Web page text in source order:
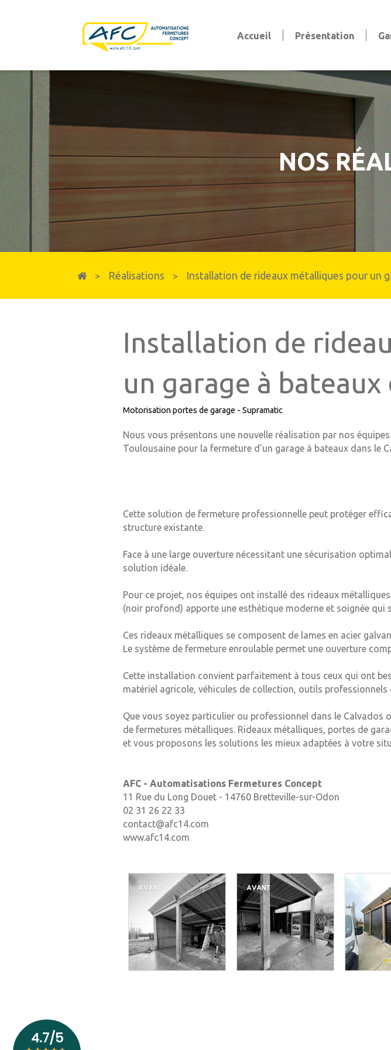
Accueil Présentation
Porte de garage
Porte de garage battante ouvrant à la française
Portails modernes
Fenêtres & Portes-fenêtres en PVC
Volets
NOS
> Réalisations > Installation de rideaux métalliques pour un
Installation de
un garage à bateaux
Motorisation portes de garage - Supramatic
Nous vous présentons une nouvelle réalisation par nos
Toulousaine pour la fermeture d'un garage à bateaux dans le
Cette solution de fermeture professionnelle peut protéger
structure existante.
Face à une large ouverture nécessitant une sécurisation
solution idéale.
Pour ce projet, nos équipes ont installé des rideaux
(noir profond) apporte une esthétique moderne et soignée
Ces rideaux métalliques se composent de lames en acier
Le système de fermeture enroulable permet une ouverture
Cette installation convient parfaitement à tous ceux qui ont
matériel agricole, véhicules de collection, outils professionnels
Que vous soyez particulier ou professionnel dans le Calvados
de fermetures métalliques. Rideaux métalliques, portes de
et vous proposons les solutions les mieux adaptées à votre
AFC - Automatisations Fermetures Concept
11 Rue du Long Douet - 14760 Bretteville-sur-Odon
02 31 26 22 33
contact@afc14.com
www.afc14.com